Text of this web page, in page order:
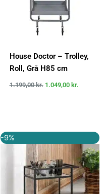
House Doctor – Trolley,
Roll, Grå H85 cm
1.199,00kr. 1.049,00 kr.
-9%
oprindelige
pris
var:
1.099,00 kr..
aktuelle
pris
er:
999,00 kr..